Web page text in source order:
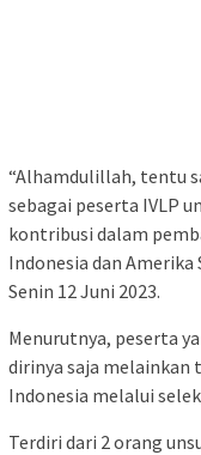
“Alhamdulillah, tentu
sebagai peserta IVLP
kontribusi dalam
Indonesia dan
Senin 12 Juni 2023.
Menurutnya, peserta
dirinya saja melainkan
Indonesia melalui
Terdiri dari 2 orang